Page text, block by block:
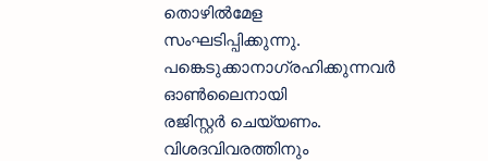
തൊഴിൽമേള
സംഘടിപ്പിക്കുന്നു.
പങ്കെടുക്കാനാഗ്രഹിക്കുന്നവർ
ഓൺലൈനായി
രജിസ്റ്റർ ചെയ്യണം.
വിശദവിവരത്തിനും